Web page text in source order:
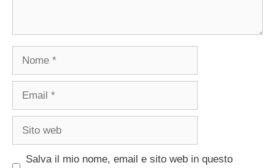
Salva il mio nome, email e sito web in questo